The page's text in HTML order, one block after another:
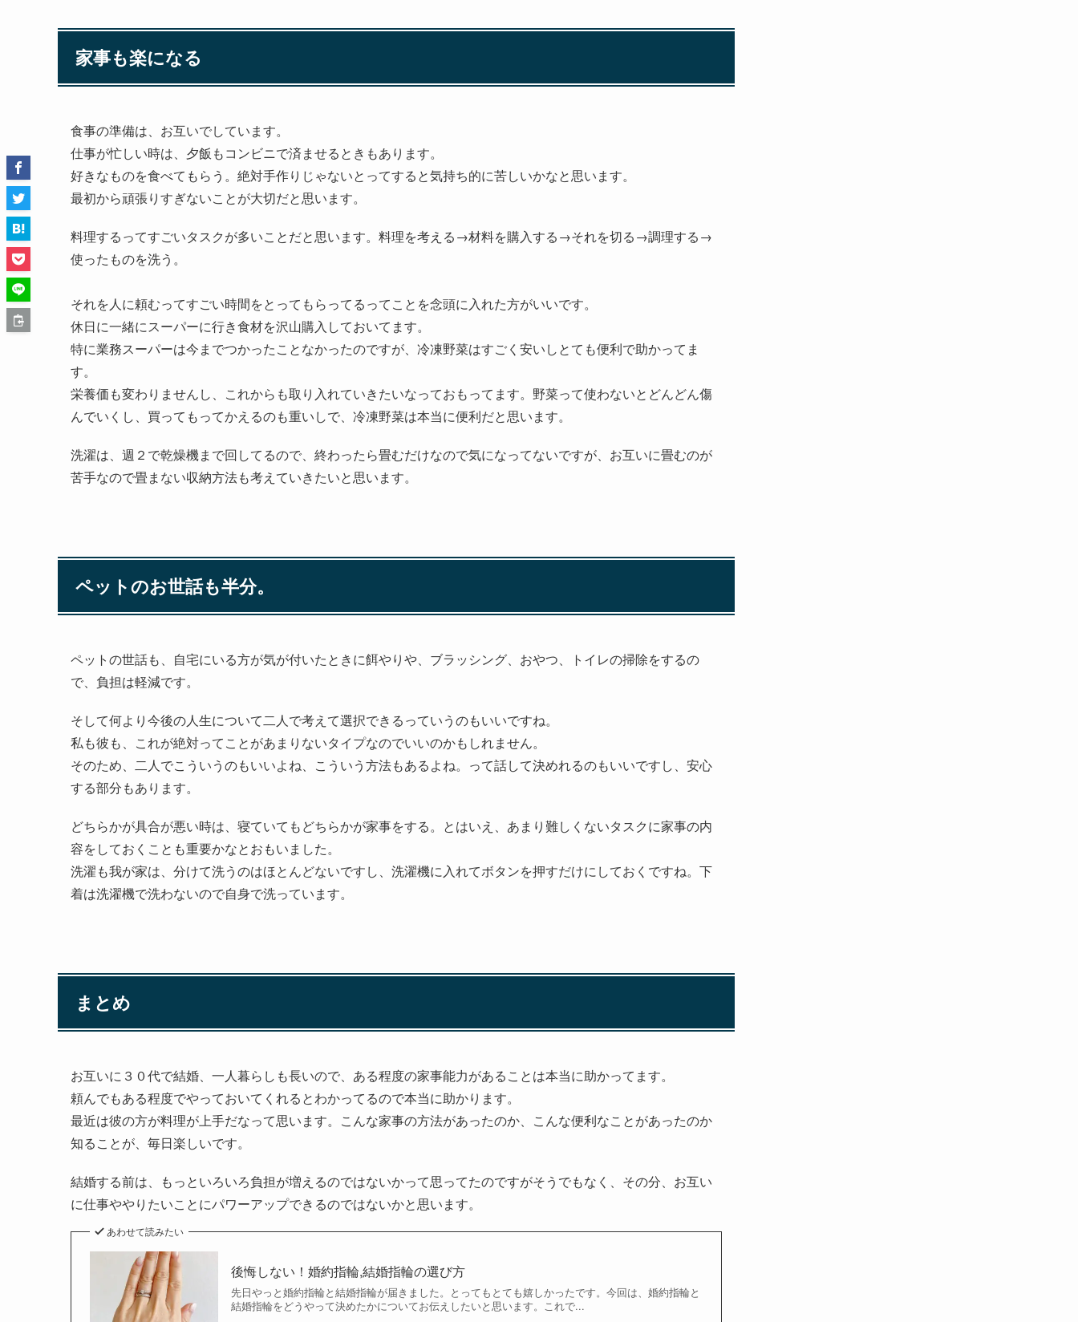
家事も楽になる
食事の準備は、お互いでしています。
仕事が忙しい時は、夕飯もコンビニで済ませるときもあります。
好きなものを食べてもらう。絶対手作りじゃないとってすると気持ち的に苦しいかなと思います。
最初から頑張りすぎないことが大切だと思います。
料理するってすごいタスクが多いことだと思います。料理を考える→材料を購入する→それを切る→調理する→
使ったものを洗う。
それを人に頼むってすごい時間をとってもらってるってことを念頭に入れた方がいいです。
休日に一緒にスーパーに行き食材を沢山購入しておいてます。
特に業務スーパーは今までつかったことなかったのですが、冷凍野菜はすごく安いしとても便利で助かってま
す。
栄養価も変わりませんし、これからも取り入れていきたいなっておもってます。野菜って使わないとどんどん傷
んでいくし、買ってもってかえるのも重いしで、冷凍野菜は本当に便利だと思います。
洗濯は、週２で乾燥機まで回してるので、終わったら畳むだけなので気になってないですが、お互いに畳むのが
苦手なので畳まない収納方法も考えていきたいと思います。
ペットのお世話も半分。
ペットの世話も、自宅にいる方が気が付いたときに餌やりや、ブラッシング、おやつ、トイレの掃除をするの
で、負担は軽減です。
そして何より今後の人生について二人で考えて選択できるっていうのもいいですね。
私も彼も、これが絶対ってことがあまりないタイプなのでいいのかもしれません。
そのため、二人でこういうのもいいよね、こういう方法もあるよね。って話して決めれるのもいいですし、安心
する部分もあります。
どちらかが具合が悪い時は、寝ていてもどちらかが家事をする。とはいえ、あまり難しくないタスクに家事の内
容をしておくことも重要かなとおもいました。
洗濯も我が家は、分けて洗うのはほとんどないですし、洗濯機に入れてボタンを押すだけにしておくですね。下
着は洗濯機で洗わないので自身で洗っています。
まとめ
お互いに３０代で結婚、一人暮らしも長いので、ある程度の家事能力があることは本当に助かってます。
頼んでもある程度でやっておいてくれるとわかってるので本当に助かります。
最近は彼の方が料理が上手だなって思います。こんな家事の方法があったのか、こんな便利なことがあったのか
知ることが、毎日楽しいです。
結婚する前は、もっといろいろ負担が増えるのではないかって思ってたのですがそうでもなく、その分、お互い
に仕事ややりたいことにパワーアップできるのではないかと思います。
あわせて読みたい
後悔しない！婚約指輪,結婚指輪の選び方
先日やっと婚約指輪と結婚指輪が届きました。とってもとても嬉しかったです。今回は、婚約指輪と
結婚指輪をどうやって決めたかについてお伝えしたいと思います。これで...